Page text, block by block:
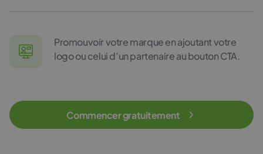
Promouvoir votre marque en ajoutant votre
logo ou celui d’un partenaire au bouton CTA.
Commencer gratuitement